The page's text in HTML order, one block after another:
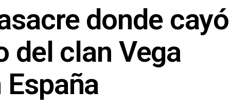
donde cayó
del clan Vega
España